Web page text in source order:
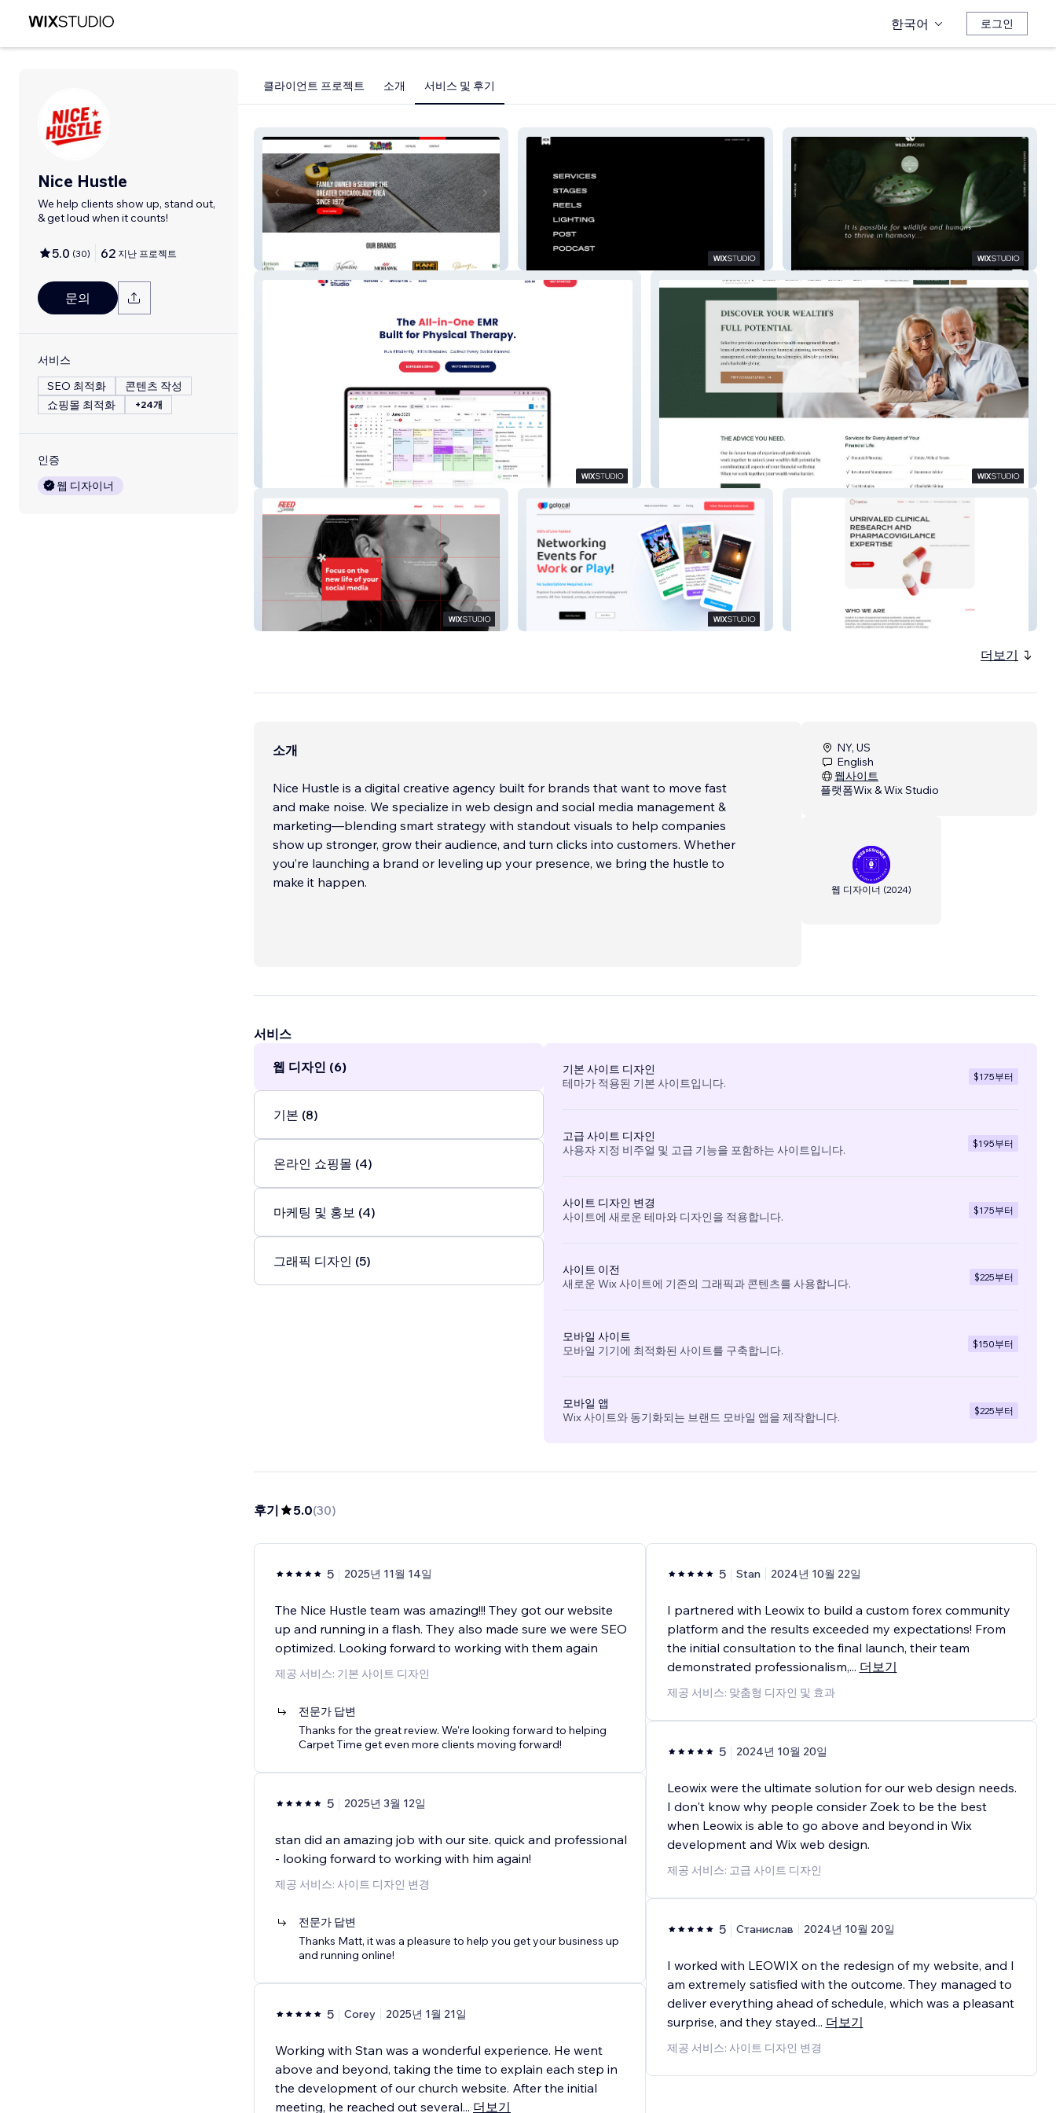
한국어 로그인
Nice Hustle
We help clients show up, stand out,
& get loud when it counts!
5.0 (30) 62 지난 프로젝트
문의
서비스
SEO 최적화
콘텐츠 작성
쇼핑몰 최적화
+24개
인증
웹 디자이너
클라이언트 프로젝트 소개 서비스 및 후기
Carpet Time Inc.
Selective Wealth
Feed Social GoLocal Virtual
더보기
소개
Nice Hustle is a digital creative agency built for brands that want to move fast
and make noise. We specialize in web design and social media management &
marketing—blending smart strategy with standout visuals to help companies
show up stronger, grow their audience, and turn clicks into customers. Whether
you’re launching a brand or leveling up your presence, we bring the hustle to
make it happen.
NY, US
English
웹사이트
플랫폼Wix & Wix Studio
웹 디자이너 (2024)
서비스
웹 디자인 (6)
기본 (8)
온라인 쇼핑몰 (4)
마케팅 및 홍보 (4)
그래픽 디자인 (5)
기본 사이트 디자인
테마가 적용된 기본 사이트입니다.
$175부터
고급 사이트 디자인
사용자 지정 비주얼 및 고급 기능을 포함하는 사이트입니다.
$195부터
사이트 디자인 변경
사이트에 새로운 테마와 디자인을 적용합니다.
$175부터
사이트 이전
새로운 Wix 사이트에 기존의 그래픽과 콘텐츠를 사용합니다.
$225부터
모바일 사이트
모바일 기기에 최적화된 사이트를 구축합니다.
$150부터
모바일 앱
Wix 사이트와 동기화되는 브랜드 모바일 앱을 제작합니다.
$225부터
후기 5.0(30)
5 2025년 11월 14일
The Nice Hustle team was amazing!!! They got our website
up and running in a flash. They also made sure we were SEO
optimized. Looking forward to working with them again
제공 서비스: 기본 사이트 디자인
전문가 답변
Thanks for the great review. We're looking forward to helping
Carpet Time get even more clients moving forward!
5 2025년 3월 12일
stan did an amazing job with our site. quick and professional
- looking forward to working with him again!
제공 서비스: 사이트 디자인 변경
전문가 답변
Thanks Matt, it was a pleasure to help you get your business up
and running online!
5 Corey 2025년 1월 21일
Working with Stan was a wonderful experience. He went
above and beyond, taking the time to explain each step in
the development of our church website. After the initial
meeting, he reached out several... 더보기
5 Stan 2024년 10월 22일
I partnered with Leowix to build a custom forex community
platform and the results exceeded my expectations! From
the initial consultation to the final launch, their team
demonstrated professionalism,... 더보기
제공 서비스: 맞춤형 디자인 및 효과
5 2024년 10월 20일
Leowix were the ultimate solution for our web design needs.
I don't know why people consider Zoek to be the best
when Leowix is able to go above and beyond in Wix
development and Wix web design.
제공 서비스: 고급 사이트 디자인
5 Станислав 2024년 10월 20일
I worked with LEOWIX on the redesign of my website, and I
am extremely satisfied with the outcome. They managed to
deliver everything ahead of schedule, which was a pleasant
surprise, and they stayed... 더보기
제공 서비스: 사이트 디자인 변경